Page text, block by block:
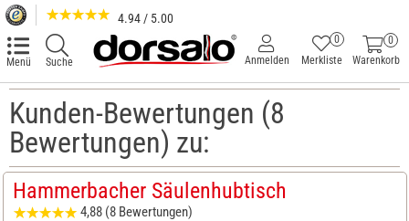
4.94 / 5.00
Menü Suche
0
Warenkorb
Merkliste
0
Anmelden
Kunden-Bewertungen (8
Bewertungen) zu:
Hammerbacher Säulenhubtisch
4,88 (8 Bewertungen)